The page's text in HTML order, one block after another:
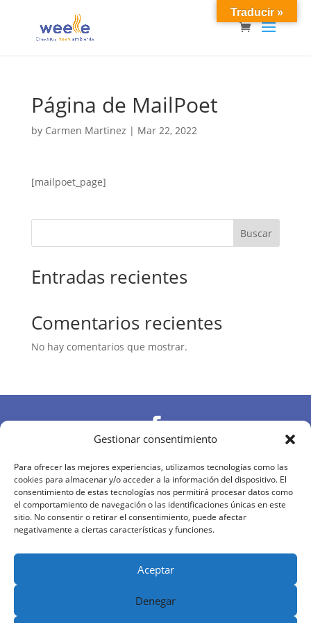
Gestionar consentimiento
Para ofrecer las mejores experiencias, utilizamos tecnologías como las
cookies para almacenar y/o acceder a la información del dispositivo. El
consentimiento de estas tecnologías nos permitirá procesar datos como
el comportamiento de navegación o las identificaciones únicas en este
sitio. No consentir o retirar el consentimiento, puede afectar
negativamente a ciertas características y funciones.
Aceptar
Denegar
Página de MailPoet
by Carmen Martinez | Mar 22, 2022
[mailpoet_page]
Buscar
Entradas recientes
Comentarios recientes
No hay comentarios que mostrar.



Política de Privacidad|Política de Cookies
Términos y Condiciones
Traducir »